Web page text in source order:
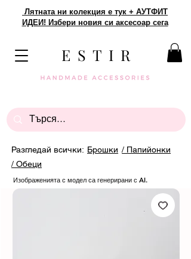
Лятната ни колекция е тук + АУТФИТ
ИДЕИ! Избери новия си аксесоар сега
E S T I R
Разгледай всички: Брошки / Папийонки
/ Обеци
Изображенията с модел са генерирани с AI.